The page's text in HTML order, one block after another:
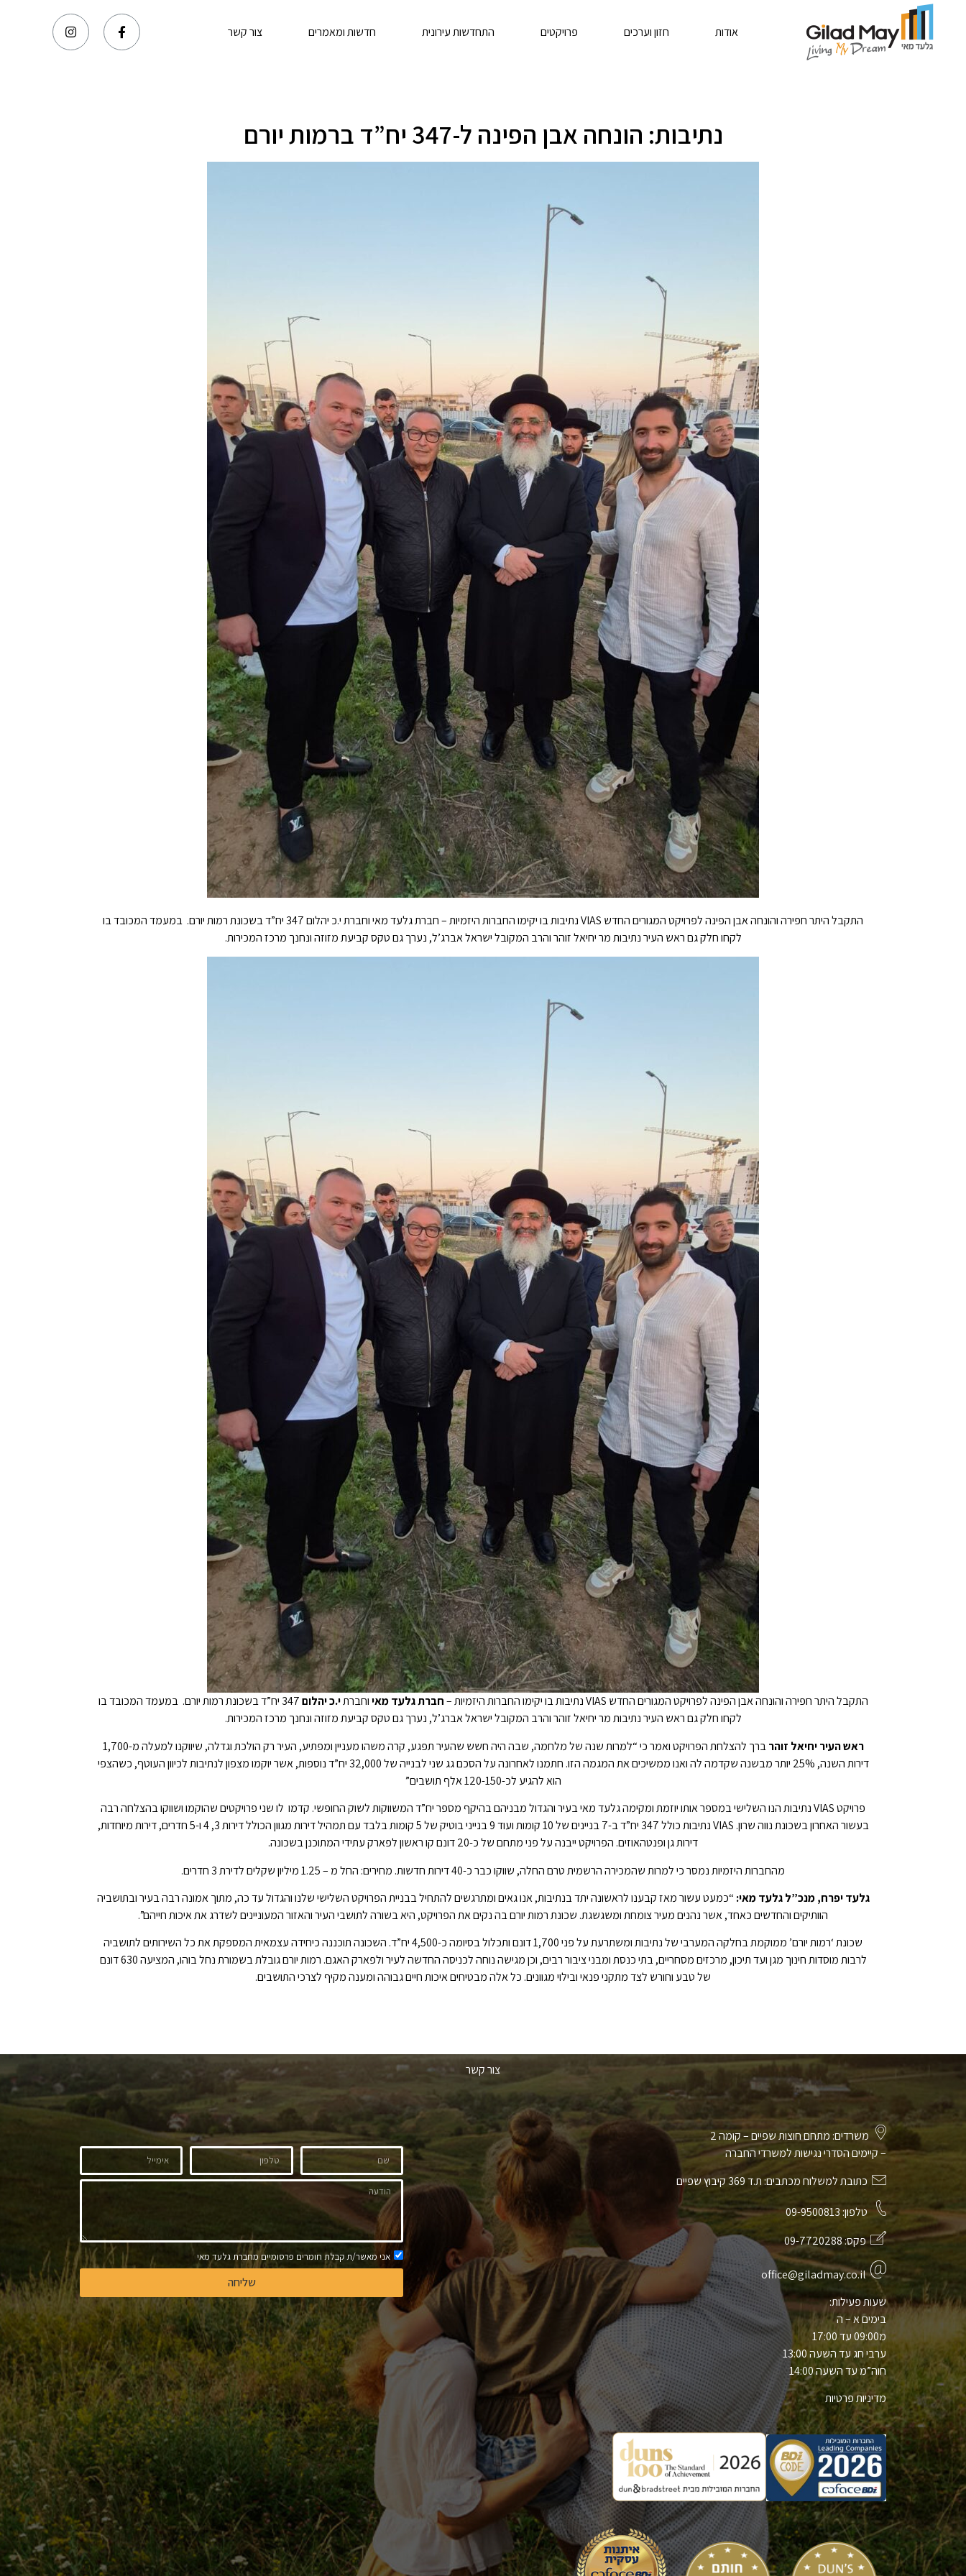
אודות חזון וערכים פרויקטים התחדשות עירונית חדשות ומאמרים צור קשר
נתיבות: הונחה אבן הפינה ל-347 יח”ד ברמות יורם
התקבל היתר חפירה והונחה אבן הפינה לפרויקט המגורים החדש VIAS נתיבות בו יקימו החברות היזמיות – חברת גלעד מאי וחברת י.כ יהלום 347 יח”ד בשכונת רמות יורם. במעמד המכובד בו
לקחו חלק גם ראש העיר נתיבות מר יחיאל זוהר והרב המקובל ישראל אברג’ל, נערך גם טקס קביעת מזוזה ונחנך מרכז המכירות.
התקבל היתר חפירה והונחה אבן הפינה לפרויקט המגורים החדש VIAS נתיבות בו יקימו החברות היזמיות – חברת גלעד מאיוחברתי.כ יהלום
347 יח”ד בשכונת רמות יורם. במעמד המכובד בו
לקחו חלק גם ראש העיר נתיבות מר יחיאל זוהר והרב המקובל ישראל אברג’ל, נערך גם טקס קביעת מזוזה ונחנך מרכז המכירות.
ראש העיר יחיאל זוהר
ברך להצלחת הפרויקט ואמר כי “למרות שנה של מלחמה, שבה היה חשש שהעיר תפגע, קרה משהו מעניין ומפתיע, העיר רק הולכת וגדלה, שיווקנו למעלה מ-1,700
דירות השנה, 25% יותר מבשנה שקדמה לה ואנו ממשיכים את המגמה הזו. חתמנו לאחרונה על הסכם גג שני לבנייה של 32,000 יח”ד נוספות, אשר יוקמו מצפון לנתיבות לכיוון העוטף, כשהצפי
הוא להגיע לכ-120-150 אלף תושבים”
פרויקט VIAS נתיבות הנו השלישי במספר אותו יוזמת ומקימה גלעד מאי בעיר והגדול מבניהם בהיקף מספר יח”ד המשווקות לשוק החופשי. קדמו לו שני פרויקטים שהוקמו ושווקו בהצלחה רבה
בעשור האחרון בשכונת נווה שרון. VIAS נתיבות כולל 347 יח”ד ב-7 בניינים של 10 קומות ועוד 9 בנייני בוטיק של 5 קומות בלבד עם תמהיל דירות מגוון הכולל דירות 3, 4 ו-5 חדרים, דירות מיוחדות,
דירות גן ופנטהאוזים. הפרויקט ייבנה על פני מתחם של כ-20 דונם קו ראשון לפארק עתידי המתוכנן בשכונה.
מהחברות היזמיות נמסר כי למרות שהמכירה הרשמית טרם החלה, שווקו כבר כ-40 דירות חדשות. מחירים: החל מ – 1.25 מיליון שקלים לדירת 3 חדרים.
גלעד יפרח, מנכ”ל גלעד מאי: “כמעט עשור מאז קבענו לראשונה יתד בנתיבות, אנו גאים ומתרגשים להתחיל בבניית הפרויקט השלישי שלנו והגדול עד כה, מתוך אמונה רבה בעיר ובתושביה
הוותיקים והחדשים כאחד, אשר נהנים מעיר צומחת ומשגשגת. שכונת רמות יורם בה נקים את הפרויקט, היא בשורה לתושבי העיר והאזור המעוניינים לשדרג את איכות חייהם”.
שכונת ‘רמות יורם’ ממוקמת בחלקה המערבי של נתיבות ומשתרעת על פני 1,700 דונם ותכלול בסיומה כ-4,500 יח”ד. השכונה תוכננה כיחידה עצמאית המספקת את כל השירותים לתושביה
לרבות מוסדות חינוך מגן ועד תיכון, מרכזים מסחריים, בתי כנסת ומבני ציבור רבים, וכן מגישה נוחה לכניסה החדשה לעיר ולפארק האגם. רמות יורם גובלת בשמורת נחל בוהו, המציעה 630 דונם
של טבע וחורש לצד מתקני פנאי ובילוי מגוונים. כל אלה מבטיחים איכות חיים גבוהה ומענה מקיף לצרכי התושבים.
צור קשר
משרדים: מתחם חוצות שפיים – קומה 2
– קיימים הסדרי נגישות למשרדי החברה
כתובת למשלוח מכתבים: ת.ד 369 קיבוץ שפיים
טלפון:09-9500813
פקס:09-7720288
office@giladmay.co.il
שעות פעילות:
בימים א – ה
מ09:00 עד 17:00
ערבי חג עד השעה 13:00
חוה”מ עד השעה 14:00
מדיניות פרטיות
אני מאשר/ת קבלת חומרים פרסומיים מחברת גלעד מאי
שליחה